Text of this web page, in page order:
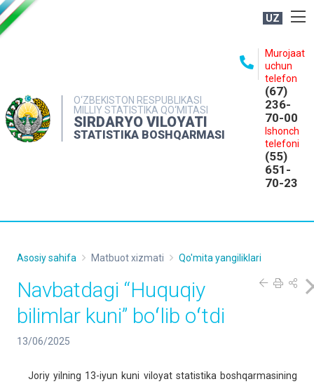
UZ
O‘ZBEKISTON RESPUBLIKASI
MILLIY STATISTIKA QO‘MITASI
SIRDARYO VILOYATI
STATISTIKA BOSHQARMASI
Murojaat
uchun
telefon
(67)
236-
70-00
Ishonch
telefoni
(55)
651-
70-23
NASHRLAR
INTERAKTIV XIZMATLAR
MATBUOT XIZMATI
Asosiy sahifa Matbuot xizmati Qo'mita yangiliklari
Navbatdagi “Huquqiy
bilimlar kuni” boʻlib oʻtdi
13/06/2025
Joriy yilning 13-iyun kuni viloyat statistika boshqarmasining